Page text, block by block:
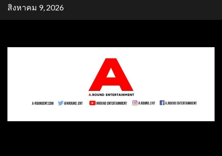
Skipสิงหาคม 9, 2026